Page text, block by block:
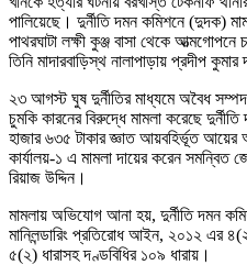
পালিয়েছে। দুর্নীতি দমন কমিশনে (দুদক)
পাথরঘাটা লক্ষী কুঞ্জ বাসা থেকে
তিনি মাদারবাড়িস্থ নালাপাড়ায় প্রদীপ
২৩ আগস্ট ঘুষ দুর্নীতির মাধ্যমে অবৈধ
চুমকি কারনের বিরুদ্ধে মামলা করেছে
হাজার ৬৩৫ টাকার জ্ঞাত আয়বহির্ভূত
কার্যালয়-১ এ মামলা দায়ের করেন সমন্বিত
রিয়াজ উদ্দিন।
মামলায় অভিযোগ আনা হয়, দুর্নীতি দমন
মানিলন্ডারিং প্রতিরোধ আইন, ২০১২ এর
৫(২) ধারাসহ দণ্ডবিধির ১০৯ ধারায়।